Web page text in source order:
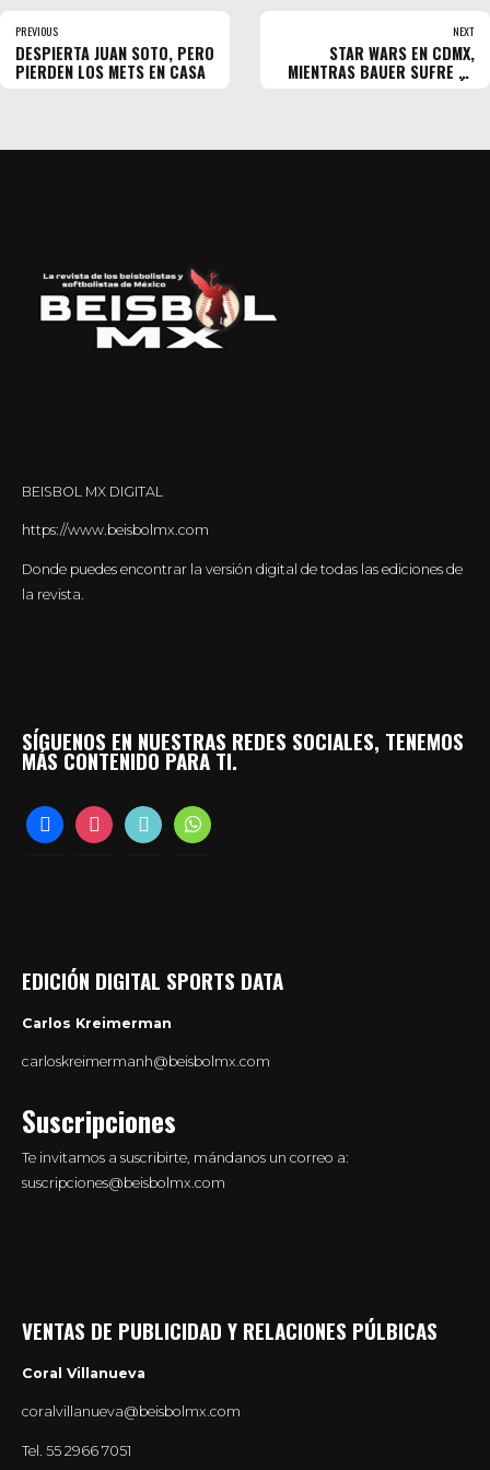
PREVIOUS
DESPIERTA JUAN SOTO, PERO
PIERDEN LOS METS EN CASA
NEXT
STAR WARS EN CDMX,
MIENTRAS BAUER SUFRE EN
BEISBOL MX DIGITAL
https://www.beisbolmx.com
Donde puedes encontrar la versión digital de todas las ediciones de
la revista.
SÍGUENOS EN NUESTRAS REDES SOCIALES, TENEMOS
MÁS CONTENIDO PARA TI.
facebookinstagramtiktok whatsapp
EDICIÓN DIGITAL SPORTS DATA
Carlos Kreimerman
carloskreimermanh@beisbolmx.com
Suscripciones
Te invitamos a suscribirte, mándanos un correo a:
suscripciones@beisbolmx.com
VENTAS DE PUBLICIDAD Y RELACIONES PÚLBICAS
Coral Villanueva
coralvillanueva@beisbolmx.com
Tel. 55 2966 7051